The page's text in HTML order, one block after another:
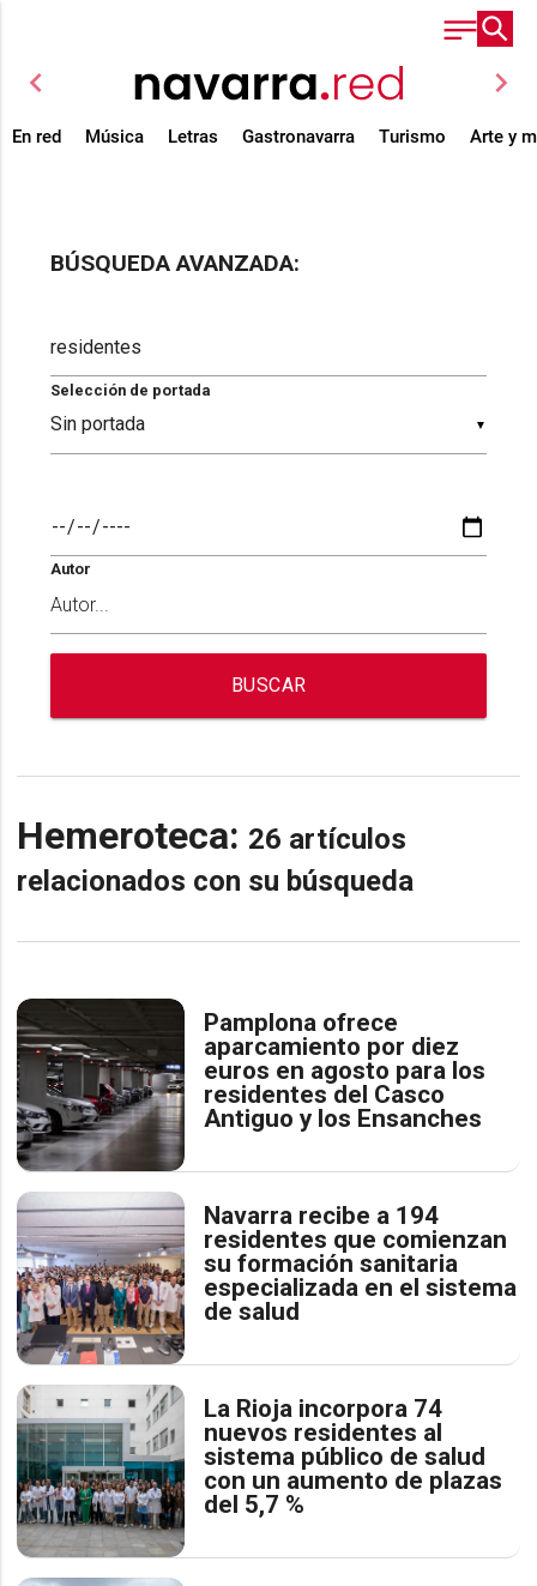
chevron_left chevron_right
En red Música Letras Gastronavarra Turismo Arte y
BÚSQUEDA AVANZADA:
▼
Selección de portada
Autor
BUSCAR
Hemeroteca: 26 artículos
relacionados con su búsqueda
Pamplona ofrece
aparcamiento por diez
euros en agosto para los
residentes del Casco
Antiguo y los Ensanches
Navarra recibe a 194
residentes que comienzan
su formación sanitaria
especializada en el sistema
de salud
La Rioja incorpora 74
nuevos residentes al
sistema público de salud
con un aumento de plazas
del 5,7 %